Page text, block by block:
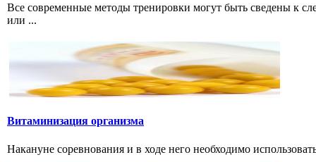
Все современные методы тренировки могут быть сведены к
или ...
Витаминизация организма
Накануне соревнования и в ходе него необходимо